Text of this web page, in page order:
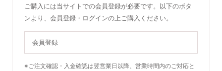
ご購入には当サイトでの会員登録が必要です。以下のボタ
ンより、会員登録・ログインの上ご購入ください。
会員登録
※ご注文確認・入金確認は翌営業日以降、営業時間内のご対応と